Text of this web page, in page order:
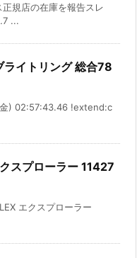
規店の在庫を報告スレ
...
ライトリング 総合78
) 02:57:43.46 !extend:c
スプローラー 11427
エクスプローラー